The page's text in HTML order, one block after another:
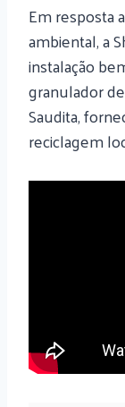
Em resposta
ambiental, a
instalação
granulador
Saudita,
reciclagem